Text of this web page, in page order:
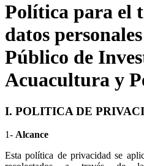
Política para el
datos
Público de
Acuacultura y
I. POLITICA DE
1- Alcance
Esta política de privacidad se